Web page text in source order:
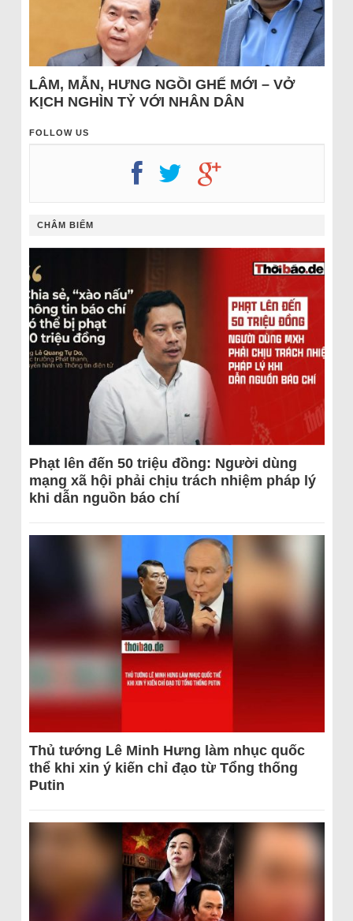
LÂM, MẪN, HƯNG NGỒI GHẾ MỚI – VỞ
KỊCH NGHÌN TỶ VỚI NHÂN DÂN
FOLLOW US
CHÂM BIẾM
Phạt lên đến 50 triệu đồng: Người dùng
mạng xã hội phải chịu trách nhiệm pháp lý
khi dẫn nguồn báo chí
Thủ tướng Lê Minh Hưng làm nhục quốc
thể khi xin ý kiến chỉ đạo từ Tổng thống
Putin